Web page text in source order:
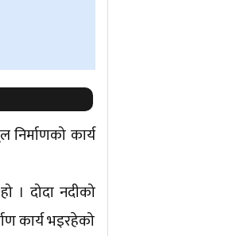
कार्य
। दोदा नदीको
कार्य भइरहेको